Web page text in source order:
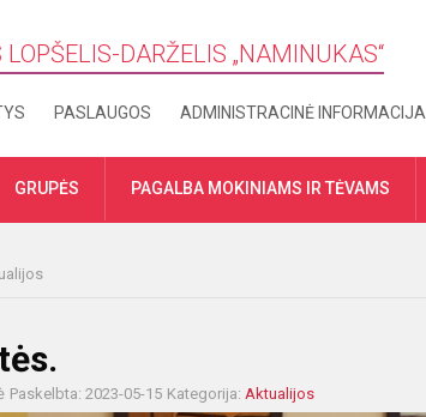
DARŽELIS „​NAMINUKAS“
PASLAUGOS ADMINISTRACINĖ INFORMACIJA
GRUPĖS PAGALBA MOKINIAMS IR TĖVAMS
Paskelbta: 2023-05-15 Kategorija: Aktualijos